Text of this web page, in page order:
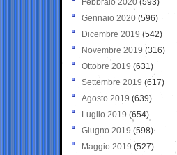
Febbraio 2020 (593)
Gennaio 2020 (596)
Dicembre 2019 (542)
Novembre 2019 (316)
Ottobre 2019 (631)
Settembre 2019 (617)
Agosto 2019 (639)
Luglio 2019 (654)
Giugno 2019 (598)
Maggio 2019 (527)